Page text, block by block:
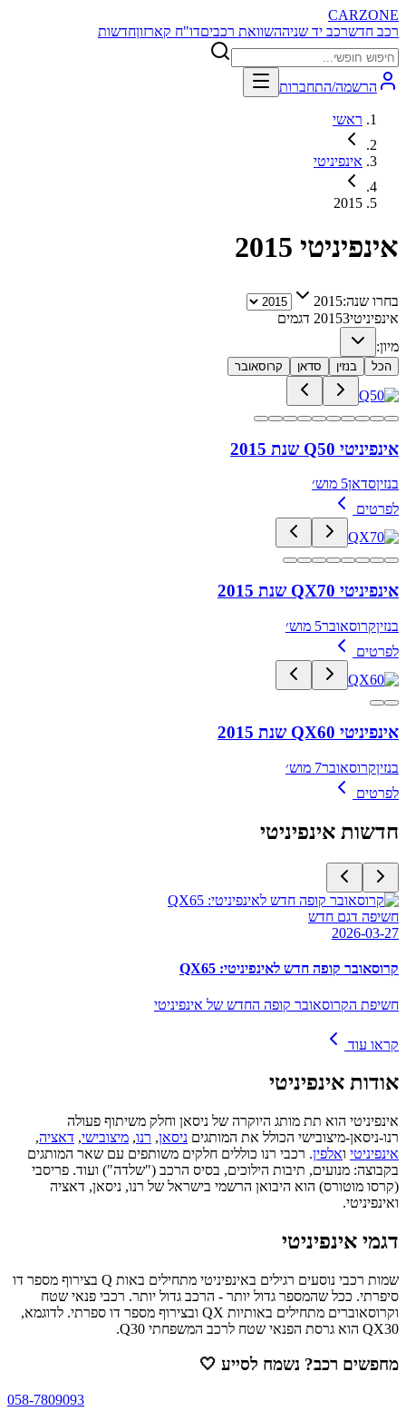
CARZONE
רכב חדשרכב יד שניההשוואת רכביםדו"ח קארזוןחדשות
הרשמה/התחברות
ראשי
אינפיניטי
2015
אינפיניטי 2015
בחרו שנה:2015
אינפיניטי 20153
דגמים
מיון:
הכל בנזין סדאן קרוסאובר
אינפיניטי Q50 שנת 2015
בנזיןסדאן5 מוש׳
לפרטים
אינפיניטי QX70 שנת 2015
בנזיןקרוסאובר5 מוש׳
לפרטים
אינפיניטי QX60 שנת 2015
בנזיןקרוסאובר7 מוש׳
לפרטים
חדשות אינפיניטי
חשיפה דגם חדש
2026-03-27
קרוסאובר קופה חדש לאינפיניטי: QX65
חשיפת הקרוסאובר קופה החדש של אינפיניטי
קראו עוד
אודות אינפיניטי
אינפיניטי הוא תת מותג היוקרה של ניסאן וחלק משיתוף פעולה
רנו-ניסאן-מיצובישי הכולל את המותגים ניסאן, רנו, מיצובישי, דאציה,
אינפיניטי ואלפין. רכבי רנו כוללים חלקים משותפים עם שאר המותגים
בקבוצה: מנועים, תיבות הילוכים, בסיס הרכב ("שלדה") ועוד. פריסבי
(קרסו מוטורס) הוא היבואן הרשמי בישראל של רנו, ניסאן, דאציה
ואינפיניטי.
דגמי אינפיניטי
שמות רכבי נוסעים רגילים באינפיניטי מתחילים באות Q בצירוף מספר דו
סיפרתי. ככל שהמספר גדול יותר - הרכב גדול יותר. רכבי פנאי שטח
וקרוסאוברים מתחילים באותיות QX ובצירוף מספר דו ספרתי. לדוגמא,
QX30 הוא גרסת הפנאי שטח לרכב המשפחתי Q30.
מחפשים רכב? נשמח לסייע 🤍
058-7809093